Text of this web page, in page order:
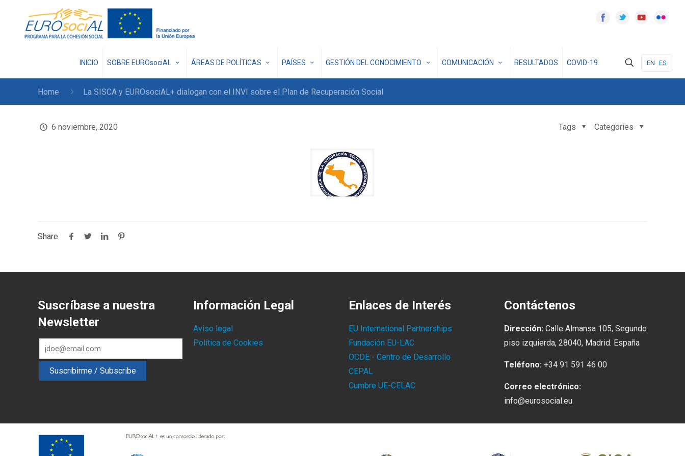
INICIO SOBRE EUROsociAL ÁREAS DE POLÍTICAS PAÍSES GESTIÓN DEL CONOCIMIENTO COMUNICACIÓN RESULTADOS COVID-19 EN ES
Home La SISCA y EUROsociAL+ dialogan con el INVI sobre el Plan de Recuperación Social
6 noviembre, 2020 Categories
Tags
Share
Suscríbase a nuestra
Newsletter
Información Legal
Aviso legal
Política de Cookies
Enlaces de Interés
EU International Partnerships
Fundación EU-LAC
OCDE - Centro de Desarrollo
CEPAL
Cumbre UE-CELAC
Contáctenos
Dirección: Calle Almansa 105, Segundo
piso izquierda, 28040, Madrid. España
Teléfono: +34 91 591 46 00
Correo electrónico:
info@eurosocial.eu